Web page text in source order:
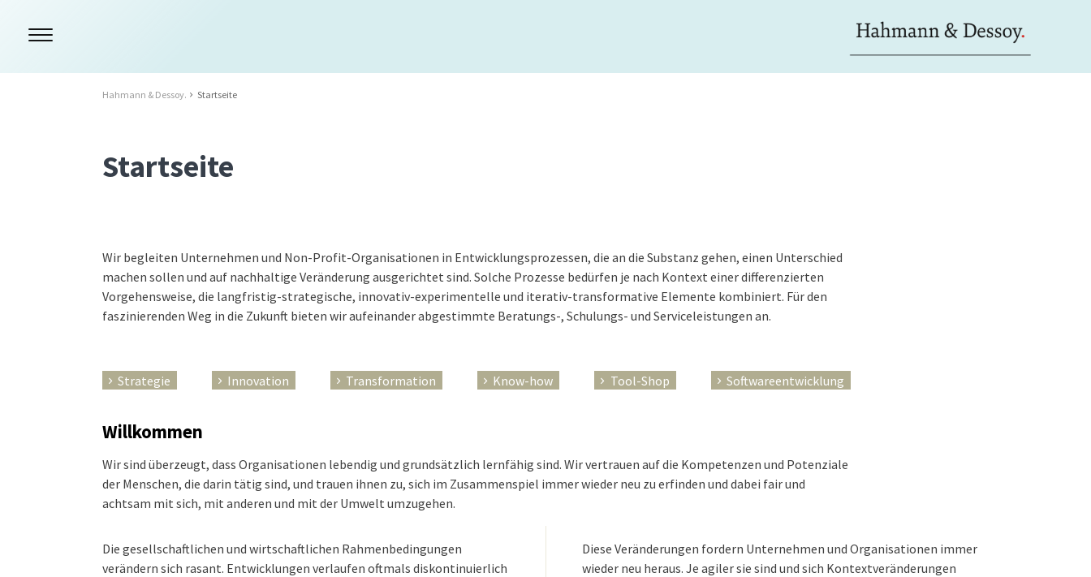
Hahmann & Dessoy. Startseite
Startseite
Wir begleiten Unternehmen und Non-Profit-Organisationen in Entwicklungsprozessen, die an die Substanz gehen, einen Unterschied
machen sollen und auf nachhaltige Veränderung ausgerichtet sind. Solche Prozesse bedürfen je nach Kontext einer differenzierten
Vorgehensweise, die langfristig-strategische, innovativ-experimentelle und iterativ-transformative Elemente kombiniert. Für den
faszinierenden Weg in die Zukunft bieten wir aufeinander abgestimmte Beratungs-, Schulungs- und Serviceleistungen an.
Strategie Innovation Transformation Know-how Tool-Shop Softwareentwicklung
Willkommen
Wir sind überzeugt, dass Organisationen lebendig und grundsätzlich lernfähig sind. Wir vertrauen auf die Kompetenzen und Potenziale
der Menschen, die darin tätig sind, und trauen ihnen zu, sich im Zusammenspiel immer wieder neu zu erfinden und dabei fair und
achtsam mit sich, mit anderen und mit der Umwelt umzugehen.
Die gesellschaftlichen und wirtschaftlichen Rahmenbedingungen
verändern sich rasant. Entwicklungen verlaufen oftmals diskontinuierlich
Diese Veränderungen fordern Unternehmen und Organisationen immer
wieder neu heraus. Je agiler sie sind und sich Kontextveränderungen